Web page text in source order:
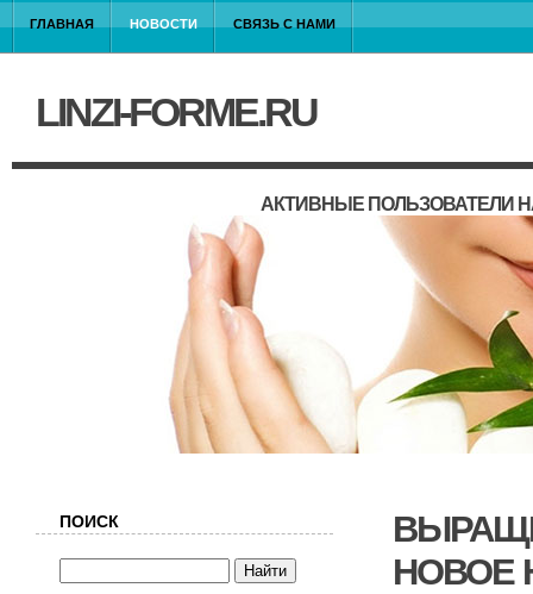
ГЛАВНАЯ НОВОСТИ СВЯЗЬ С НАМИ
LINZI-FORME.RU
АКТИВНЫЕ ПОЛЬЗОВАТЕЛИ
НОВОЕ
ПОИСК